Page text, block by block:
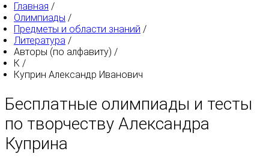
Главная /
Олимпиады /
Предметы и области знаний /
Литература /
Авторы (по алфавиту) /
К /
Куприн Александр Иванович
Бесплатные олимпиады и тесты
по творчеству Александра
Куприна